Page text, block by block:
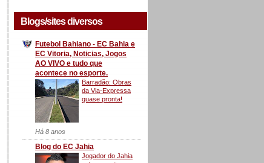
Blogs/sites diversos
Futebol Bahiano - EC Bahia e
EC Vitoria, Noticias, Jogos
AO VIVO e tudo que
acontece no esporte.
Barradão: Obras
da Via-Expressa
quase pronta!
Há 8 anos
Blog do EC Jahia
Jogador do Jahia